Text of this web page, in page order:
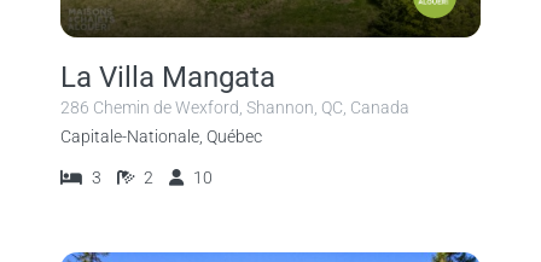
La Villa Mangata
286 Chemin de Wexford, Shannon, QC, Canada
Capitale-Nationale, Québec
3 2 10